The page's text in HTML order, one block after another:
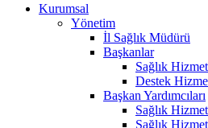
Kurumsal
Yönetim
İl Sağlık Müdürü
Başkanlar
Sağlık
Destek
Başkan Yardımcıları
Sağlık
Sağlık